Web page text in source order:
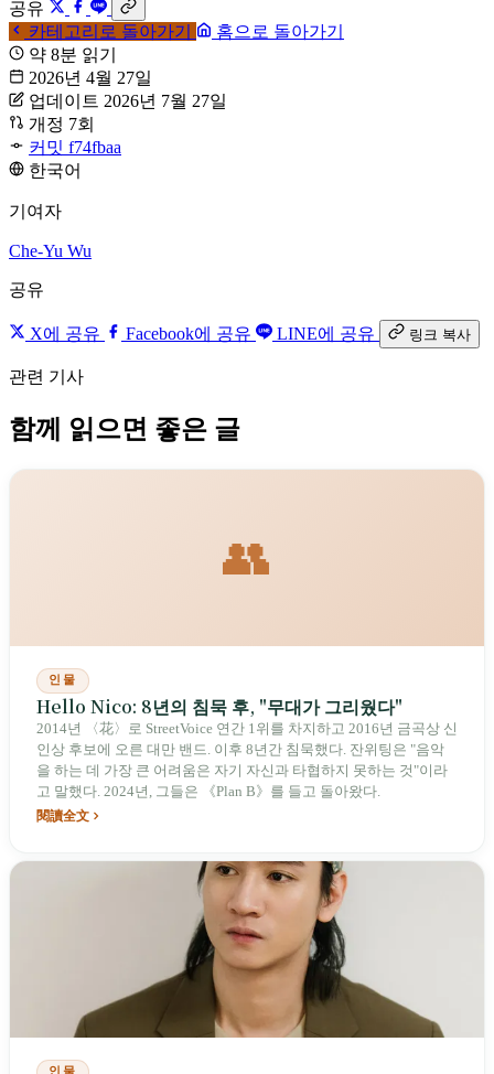
공유
카테고리로 돌아가기
홈으로 돌아가기
약 8분 읽기
2026년 4월 27일
업데이트 2026년 7월 27일
개정 7회
커밋 f74fbaa
한국어
기여자
Che-Yu Wu
공유
X에 공유 Facebook에 공유 LINE에 공유 링크 복사
관련 기사
함께 읽으면 좋은 글
👥
인물
Hello Nico: 8년의 침묵 후, "무대가 그리웠다"
2014년 〈花〉로 StreetVoice 연간 1위를 차지하고 2016년 금곡상 신
인상 후보에 오른 대만 밴드. 이후 8년간 침묵했다. 잔위팅은 "음악
을 하는 데 가장 큰 어려움은 자기 자신과 타협하지 못하는 것"이라
고 말했다. 2024년, 그들은 《Plan B》를 들고 돌아왔다.
閱讀全文
인물